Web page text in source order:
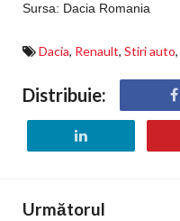
Sursa: Dacia Romania
Dacia, Renault, Stiri auto,
Distribuie:
Următorul